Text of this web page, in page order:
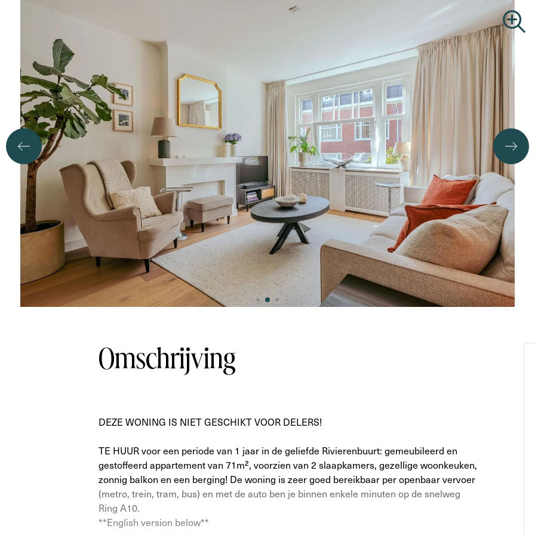
Omschrijving
DEZE WONING IS NIET GESCHIKT VOOR DELERS!
TE HUUR voor een periode van 1 jaar in de geliefde Rivierenbuurt: gemeubileerd en
gestoffeerd appartement van 71m², voorzien van 2 slaapkamers, gezellige woonkeuken,
zonnig balkon en een berging! De woning is zeer goed bereikbaar per openbaar vervoer
(metro, trein, tram, bus) en met de auto ben je binnen enkele minuten op de snelweg
Ring A10.
**English version below**